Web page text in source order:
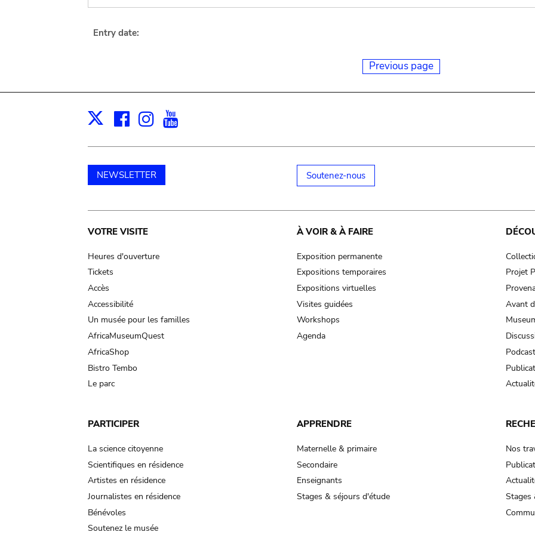
Entry date:
Previous page
X Facebook
Instagram
NEWSLETTER Soutenez-nous
Main
navigation
VOTRE VISITE
Heures d'ouverture
Tickets
Accès
Accessibilité
Un musée pour les familles
AfricaMuseumQuest
AfricaShop
Bistro Tembo
Le parc
À VOIR & À FAIRE
Exposition permanente
Expositions temporaires
Expositions virtuelles
Visites guidées
Workshops
Agenda
Projet
Avant
PARTICIPER
La science citoyenne
Scientifiques en résidence
Artistes en résidence
Journalistes en résidence
Bénévoles
Soutenez le musée
APPRENDRE
Maternelle & primaire
Secondaire
Enseignants
Stages & séjours d'étude
Nos
Stages